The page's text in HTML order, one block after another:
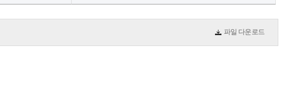
파일 다운로드